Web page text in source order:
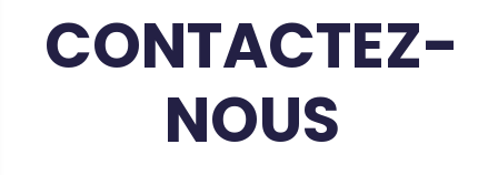
CONTACTEZ-
NOUS